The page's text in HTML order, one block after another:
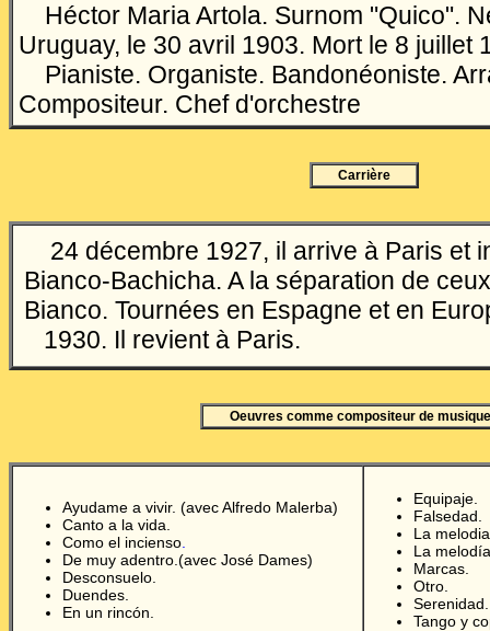
Héctor Maria Artola. Surnom "Quico".
Uruguay, le 30 avril 1903. Mort le 8 juillet
Pianiste. Organiste. Bandonéoniste.
Compositeur. Chef d'orchestre
Carrière
24 décembre 1927, il arrive à Paris et
Bianco-Bachicha. A la séparation de
Bianco. Tournées en Espagne et en
1930. Il revient à Paris.
Oeuvres comme compositeur de
Ayudame a vivir. (avec Alfredo Malerba)
Canto a la vida.
Como el incienso
De muy adentro.(avec José Dames)
Desconsuelo.
Duendes.
En un rincón.
Equipaje.
Falsedad.
La
La
Marcas.
Otro.
Serenidad.
Tango y